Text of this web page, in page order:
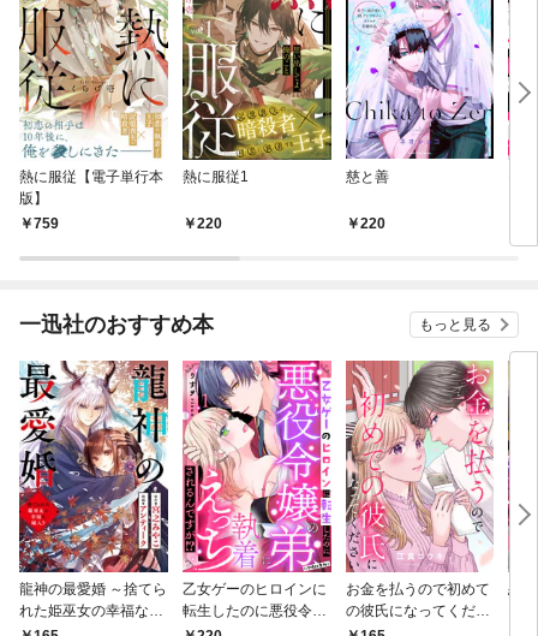
熱に服従【電子単行本
版】
759
熱に服従1
220
慈と善
220
一迅社のおすすめ本 もっと見る
龍神の最愛婚 ～捨てら
れた姫巫女の幸福な嫁
入り～: 1
乙女ゲーのヒロインに
転生したのに悪役令嬢
の弟（攻略対象外）に
お金を払うので初めて
の彼氏になってくださ
い: 1
恋